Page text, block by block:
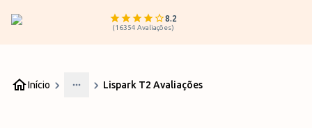
8.2
(16354 Avaliações)
Início
More
Lispark T2 Avaliações